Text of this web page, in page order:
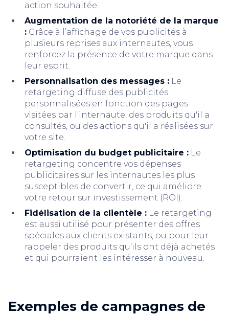
action souhaitée.
Augmentation de la notoriété de la marque
: Grâce à l’affichage de vos publicités à
plusieurs reprises aux internautes, vous
renforcez la présence de votre marque dans
leur esprit.
Personnalisation des messages : Le
retargeting diffuse des publicités
personnalisées en fonction des pages
visitées par l'internaute, des produits qu'il a
consultés, ou des actions qu'il a réalisées sur
votre site.
Optimisation du budget publicitaire : Le
retargeting concentre vos dépenses
publicitaires sur les internautes les plus
susceptibles de convertir, ce qui améliore
votre retour sur investissement (ROI).
Fidélisation de la clientèle : Le retargeting
est aussi utilisé pour présenter des offres
spéciales aux clients existants, ou pour leur
rappeler des produits qu'ils ont déjà achetés
et qui pourraient les intéresser à nouveau.
Exemples de campagnes de